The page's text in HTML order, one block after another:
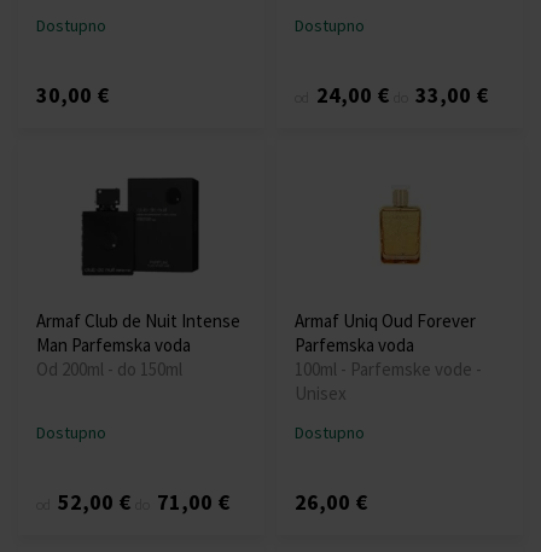
Dostupno
30,00 €
Dostupno
24,00 € 33,00 €
Armaf Club de Nuit Intense
Man Parfemska voda
Od 200ml - do 150ml
Dostupno
52,00 € 71,00 €
Armaf Uniq Oud Forever
Parfemska voda
100ml - Parfemske vode -
Unisex
Dostupno
26,00 €